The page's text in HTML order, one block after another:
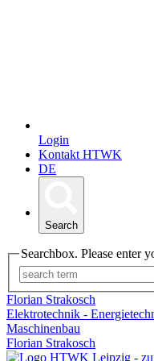
Login
Kontakt HTWK
DE
Search
Searchbox. Please enter
Florian Strakosch
Elektrotechnik -
Maschinenbau
Florian Strakosch